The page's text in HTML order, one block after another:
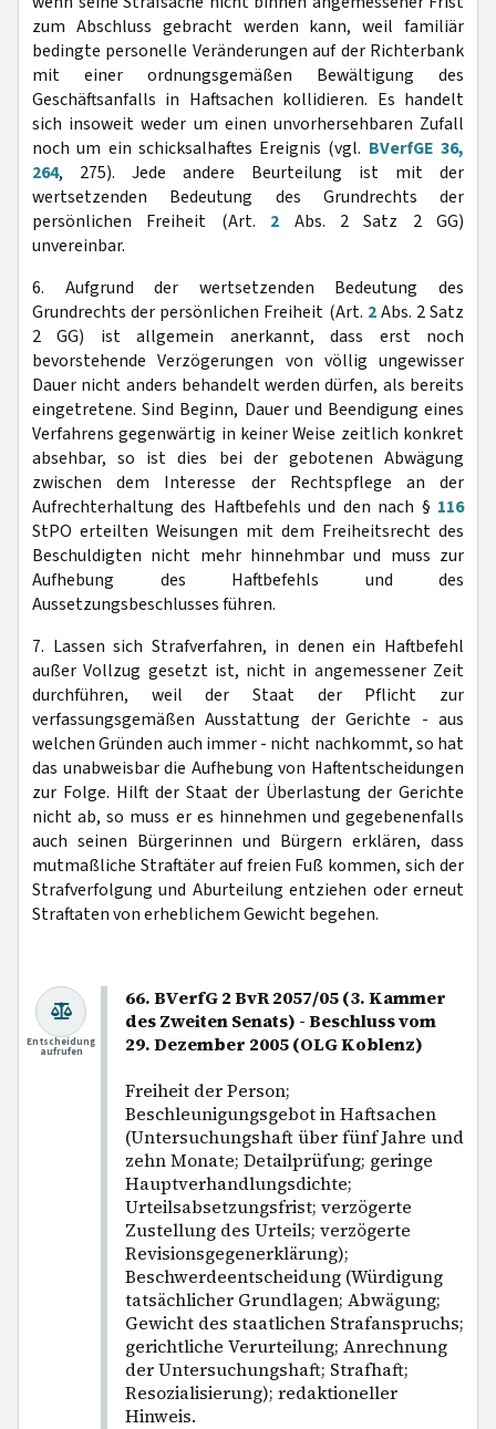
zum Abschluss gebracht werden kann, weil familiär
bedingte personelle Veränderungen auf der Richterbank
mit einer ordnungsgemäßen Bewältigung des
Geschäftsanfalls in Haftsachen kollidieren. Es handelt
sich insoweit weder um einen unvorhersehbaren Zufall
noch um ein schicksalhaftes Ereignis (vgl. BVerfGE 36,
264, 275). Jede andere Beurteilung ist mit der
wertsetzenden Bedeutung des Grundrechts der
persönlichen Freiheit (Art. 2 Abs. 2 Satz 2 GG)
unvereinbar.
6. Aufgrund der wertsetzenden Bedeutung des
Grundrechts der persönlichen Freiheit (Art. 2Abs. 2 Satz
2 GG) ist allgemein anerkannt, dass erst noch
bevorstehende Verzögerungen von völlig ungewisser
Dauer nicht anders behandelt werden dürfen, als bereits
eingetretene. Sind Beginn, Dauer und Beendigung eines
Verfahrens gegenwärtig in keiner Weise zeitlich konkret
absehbar, so ist dies bei der gebotenen Abwägung
zwischen dem Interesse der Rechtspflege an der
Aufrechterhaltung des Haftbefehls und den nach § 116
StPO erteilten Weisungen mit dem Freiheitsrecht des
Beschuldigten nicht mehr hinnehmbar und muss zur
Aufhebung des Haftbefehls und des
Aussetzungsbeschlusses führen.
7. Lassen sich Strafverfahren, in denen ein Haftbefehl
außer Vollzug gesetzt ist, nicht in angemessener Zeit
durchführen, weil der Staat der Pflicht zur
verfassungsgemäßen Ausstattung der Gerichte - aus
welchen Gründen auch immer - nicht nachkommt, so hat
das unabweisbar die Aufhebung von Haftentscheidungen
zur Folge. Hilft der Staat der Überlastung der Gerichte
nicht ab, so muss er es hinnehmen und gegebenenfalls
auch seinen Bürgerinnen und Bürgern erklären, dass
mutmaßliche Straftäter auf freien Fuß kommen, sich der
Strafverfolgung und Aburteilung entziehen oder erneut
Straftaten von erheblichem Gewicht begehen.
66. BVerfG 2 BvR 2057/05 (3. Kammer
des Zweiten Senats) - Beschluss vom
29. Dezember 2005 (OLG Koblenz)
Freiheit der Person;
Beschleunigungsgebot in Haftsachen
(Untersuchungshaft über fünf Jahre und
zehn Monate; Detailprüfung; geringe
Hauptverhandlungsdichte;
Urteilsabsetzungsfrist; verzögerte
Zustellung des Urteils; verzögerte
Revisionsgegenerklärung);
Beschwerdeentscheidung (Würdigung
tatsächlicher Grundlagen; Abwägung;
Gewicht des staatlichen Strafanspruchs;
gerichtliche Verurteilung; Anrechnung
der Untersuchungshaft; Strafhaft;
Resozialisierung); redaktioneller
Hinweis.
Entscheidung
aufrufen